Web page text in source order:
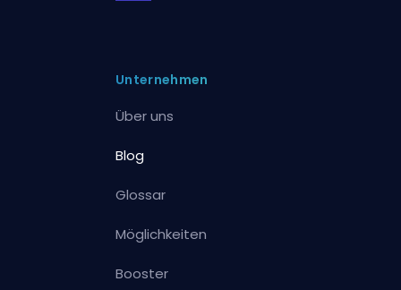
Unternehmen
Über uns
Blog
Glossar
Möglichkeiten
Booster